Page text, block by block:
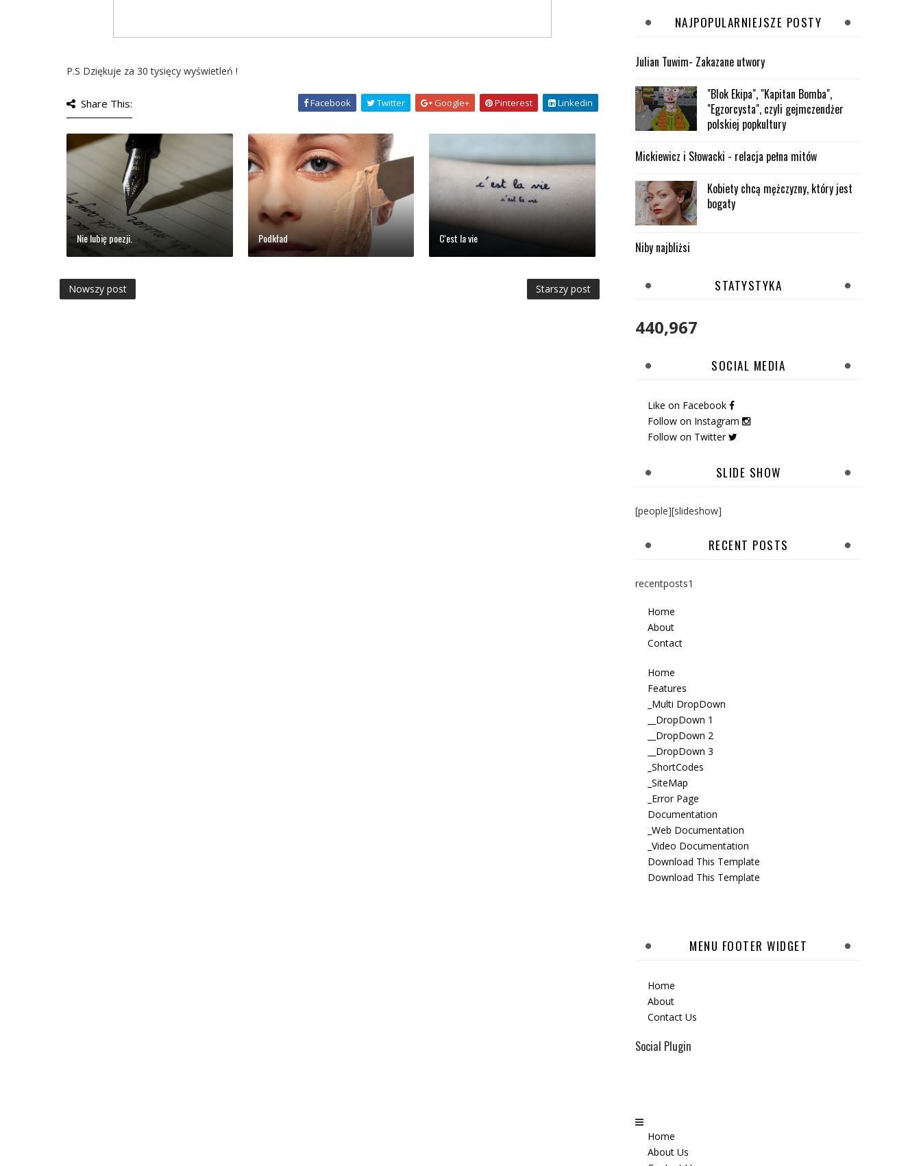
P.S Dziękuje za 30 tysięcy wyświetleń !
Share This: Facebook Twitter Google+ Pinterest Linkedin
Nie lubię poezji. Podkład C'est la vie
Nowszy post Starszy post
NAJPOPULARNIEJSZE POSTY
Julian Tuwim- Zakazane utwory
"Blok Ekipa", "Kapitan Bomba",
"Egzorcysta", czyli gejmczendżer
polskiej popkultury
Mickiewicz i Słowacki - relacja pełna mitów
Kobiety chcą mężczyzny, który jest
bogaty
Niby najbliżsi
STATYSTYKA
440,967
SOCIAL MEDIA
Like on Facebook
Follow on Instagram
Follow on Twitter
SLIDE SHOW
[people][slideshow]
RECENT POSTS
recentposts1
Home
About
Contact
Home
Features
_Multi DropDown
__DropDown 1
__DropDown 2
__DropDown 3
_ShortCodes
_SiteMap
_Error Page
Documentation
_Web Documentation
_Video Documentation
Download This Template
Download This Template
MENU FOOTER WIDGET
Home
About
Contact Us
Social Plugin
Home
About Us